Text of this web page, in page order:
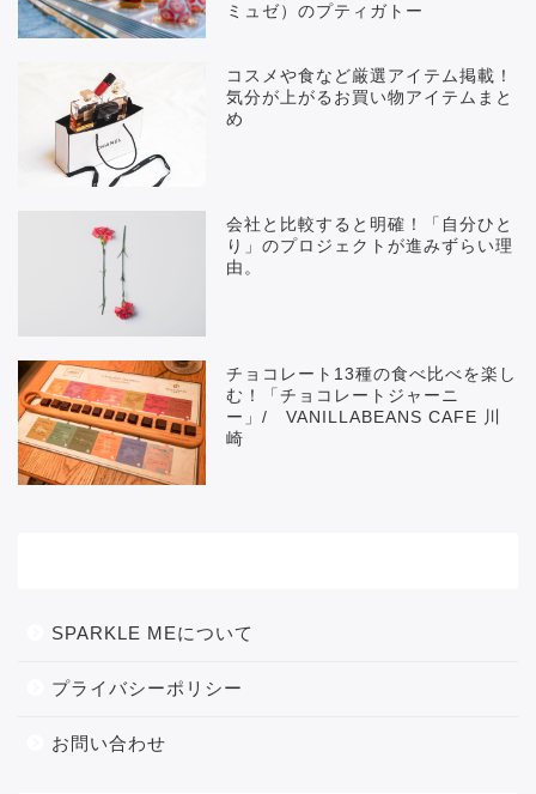
ミュゼ）のプティガトー
コスメや食など厳選アイテム掲載！
気分が上がるお買い物アイテムまと
め
会社と比較すると明確！「自分ひと
り」のプロジェクトが進みずらい理
由。
チョコレート13種の食べ比べを楽し
む！「チョコレートジャーニ
ー」/ VANILLABEANS CAFE 川
崎
SPARKLE MEについて
プライバシーポリシー
お問い合わせ